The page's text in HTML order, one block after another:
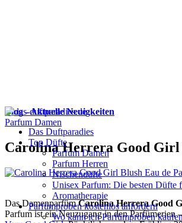
Das Duftparadies
Top Düfte
Parfum Damen
Parfum Herren
Nischendüfte
Unisex Parfum: Die besten Düfte
Aromatherapie
Parfümproben kostenlos anfordern
Wo kann ich Parfümproben
Blog - Aktuelle Neuigkeiten
Parfum Damen
Carolina Herrera Good Girl
Das DamenparfümCarolina Herrera Good
Parfum ist ein Neuzugang in den Parfümerien